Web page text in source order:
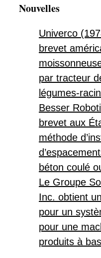
Nouvelles
Univerco
brevet
par tracteur
légumes-
Besser
brevet aux
méthode
béton coulé
Le Groupe
Inc. obtient
pour un
pour une
produits à